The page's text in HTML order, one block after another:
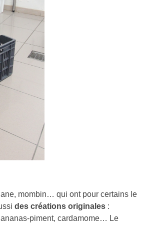
mombin… qui ont pour certains le
des créations originales :
ananas-piment, cardamome… Le